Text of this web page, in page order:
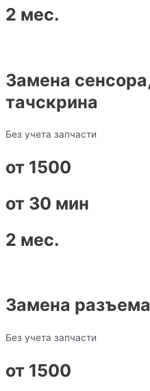
2 мес.
Замена
тачскрина
Без учета запчасти
от 1500
от 30 мин
2 мес.
Замена
Без учета запчасти
от 1500